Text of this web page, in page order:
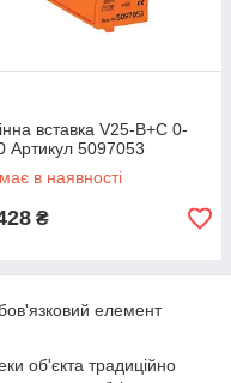
вставка V25-B+C 0-
Артикул 5097053
в наявності
₴
елемент
об'єкта традиційно